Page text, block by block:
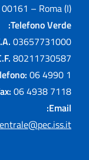
– Roma (I)
Telefono Verde:
03657731000
80211730587
06 4990 1
06 4938 7118
Email: